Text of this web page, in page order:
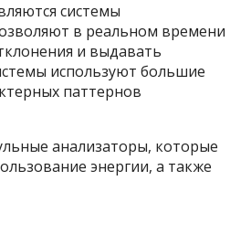
системы
в реальном времени
и выдавать
используют большие
паттернов
анализаторы, которые
энергии, а также